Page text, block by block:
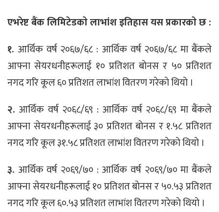
एभरेष्ट बैंक लिमिटेडकाे लाभांश इतिहास यस प्रकारकाे छ :
१. आर्थिक वर्ष २०६७/६८ : आर्थिक वर्ष २०६७/६८ मा बैंकले
आफ्ना सेयरधनीहरूलाई १० प्रतिशत बाेनस र ५० प्रतिशत
नगद गरि कूल ६० प्रतिशत लाभांश वितरण गरेकाे थियाे ।
२. आर्थिक वर्ष २०६८/६९ : आर्थिक वर्ष २०६८/६९ मा बैंकले
आफ्ना सेयरधनीहरूलाई ३० प्रतिशत बाेनस र १.५८ प्रतिशत
नगद गरि कूल ३१.५८ प्रतिशत लाभांश वितरण गरेकाे थियाे ।
३. आर्थिक वर्ष २०६९/७० : आर्थिक वर्ष २०६९/७० मा बैंकले
आफ्ना सेयरधनीहरूलाई १० प्रतिशत बाेनस र ५०.५३ प्रतिशत
नगद गरि कूल ६०.५३ प्रतिशत लाभांश वितरण गरेकाे थियाे ।